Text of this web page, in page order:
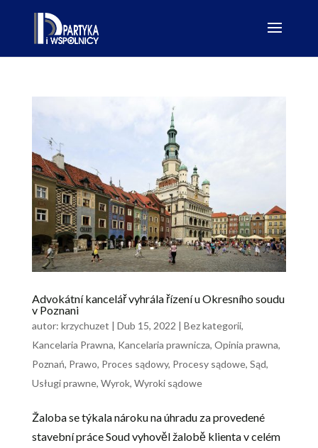
Advokátní kancelář vyhrála řízení u Okresního soudu
v Poznani
autor: krzychuzet | Dub 15, 2022 | Bez kategorii,
Kancelaria Prawna, Kancelaria prawnicza, Opinia prawna,
Poznań, Prawo, Proces sądowy, Procesy sądowe, Sąd,
Usługi prawne, Wyrok, Wyroki sądowe
Žaloba se týkala nároku na úhradu za provedené
stavební práce Soud vyhověl žalobě klienta v celém